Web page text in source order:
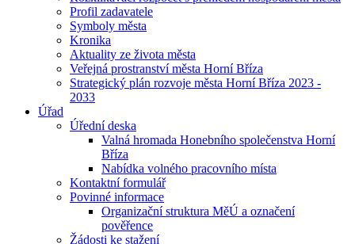
Profil zadavatele
Symboly města
Kronika
Aktuality ze života města
Veřejná prostranství města Horní Bříza
Strategický plán rozvoje města Horní Bříza 2023 -
2033
Úřad
Úřední deska
Valná hromada Honebního společenstva Horní
Bříza
Nabídka volného pracovního místa
Kontaktní formulář
Povinné informace
Organizační struktura MěÚ a označení
pověřence
Žádosti ke stažení